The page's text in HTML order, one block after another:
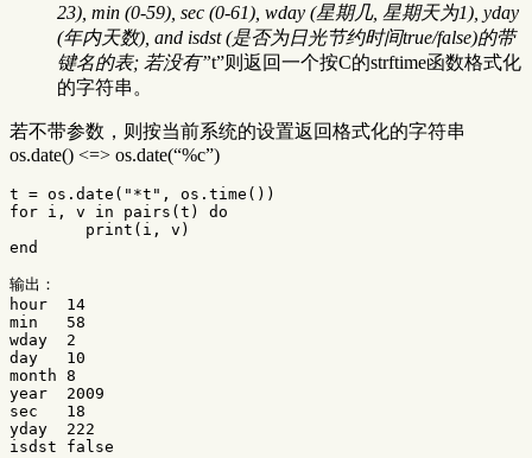
23), min (0-59), sec (0-61), wday (星期几, 星期天为1), yday
(年内天数), and isdst (是否为日光节约时间true/false)的带
键名的表; 若没有”t”则返回一个按C的strftime函数格式化
的字符串。
若不带参数，则按当前系统的设置返回格式化的字符串
os.date() <=> os.date(“%c”)
t = os.date ( "*t" , os.time ())
for i , v in pairs ( t )
do
print ( i , v )
end
输出：
hour
14
min
58
wday
2
day
10
month 8
year
2009
sec
18
yday
222
isdst
false